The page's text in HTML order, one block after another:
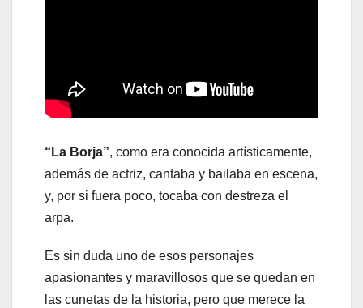
“La Borja”, como era conocida artísticamente,
además de actriz, cantaba y bailaba en escena,
y, por si fuera poco, tocaba con destreza el
arpa.
Es sin duda uno de esos personajes
apasionantes y maravillosos que se quedan en
las cunetas de la historia, pero que merece la